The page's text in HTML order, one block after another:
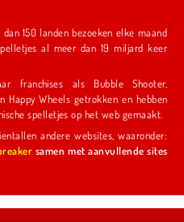
150 landen bezoeken elke maand
al meer dan 19 miljard keer
franchises als Bubble Shooter,
ze daarmee tot een van de meest iconische spelletjes op het web gemaakt.
andere websites, waaronder:
samen met aanvullende sites